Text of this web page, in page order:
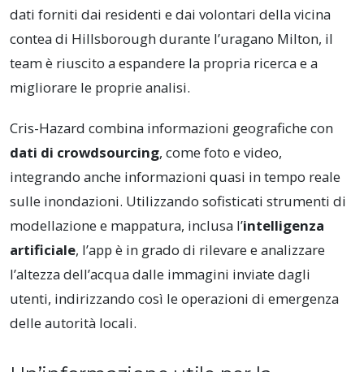
dati forniti dai residenti e dai volontari della vicina
contea di Hillsborough durante l’uragano Milton, il
team è riuscito a espandere la propria ricerca e a
migliorare le proprie analisi.
Cris-Hazard combina informazioni geografiche con
dati di crowdsourcing, come foto e video,
integrando anche informazioni quasi in tempo reale
sulle inondazioni. Utilizzando sofisticati strumenti di
modellazione e mappatura, inclusa l’intelligenza
artificiale, l’app è in grado di rilevare e analizzare
l’altezza dell’acqua dalle immagini inviate dagli
utenti, indirizzando così le operazioni di emergenza
delle autorità locali.